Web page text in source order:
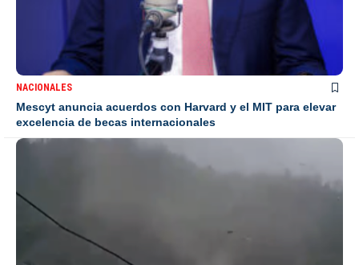
NACIONALES
Mescyt anuncia acuerdos con Harvard y el MIT para elevar
excelencia de becas internacionales